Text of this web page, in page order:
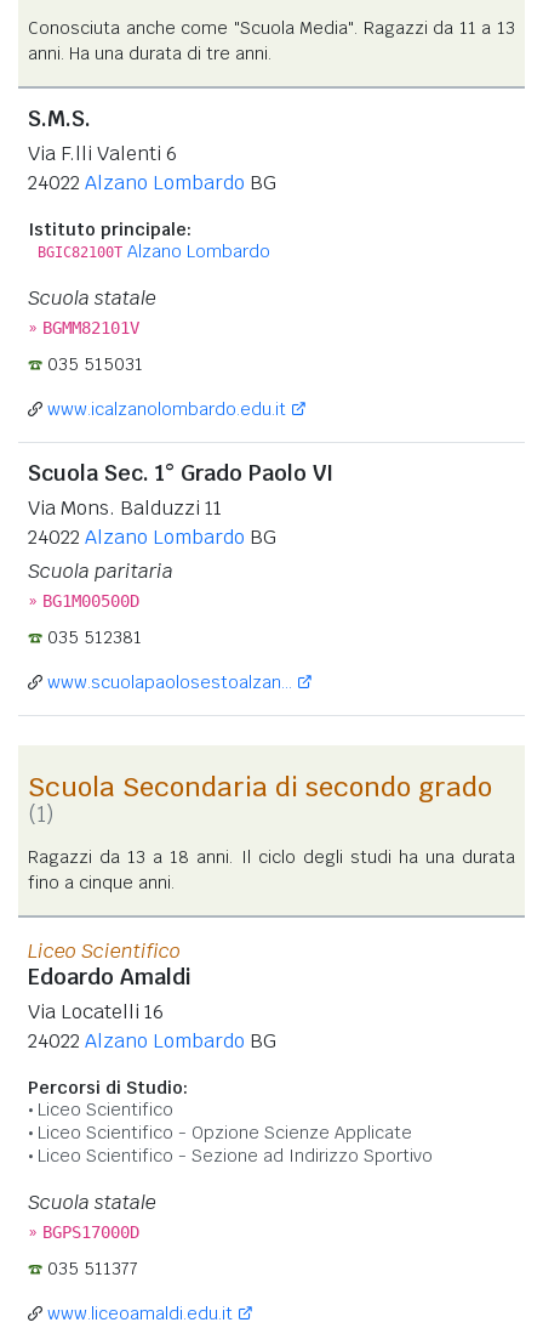
Conosciuta anche come "Scuola Media". Ragazzi da 11 a 13
anni. Ha una durata di tre anni.
S.M.S.
Via F.lli Valenti 6
24022 Alzano Lombardo BG
Istituto principale:
BGIC82100T Alzano Lombardo
Scuola statale
» BGMM82101V
035 515031
www.icalzanolombardo.edu.it
Scuola Sec. 1° Grado Paolo VI
Via Mons. Balduzzi 11
24022 Alzano Lombardo BG
Scuola paritaria
» BG1M00500D
035 512381
www.scuolapaolosestoalzan...
Scuola Secondaria di secondo grado
(1)
Ragazzi da 13 a 18 anni. Il ciclo degli studi ha una durata
fino a cinque anni.
Liceo Scientifico
Edoardo Amaldi
Via Locatelli 16
24022 Alzano Lombardo BG
Percorsi di Studio:
Liceo Scientifico
Liceo Scientifico - Opzione Scienze Applicate
Liceo Scientifico - Sezione ad Indirizzo Sportivo
Scuola statale
» BGPS17000D
035 511377
www.liceoamaldi.edu.it